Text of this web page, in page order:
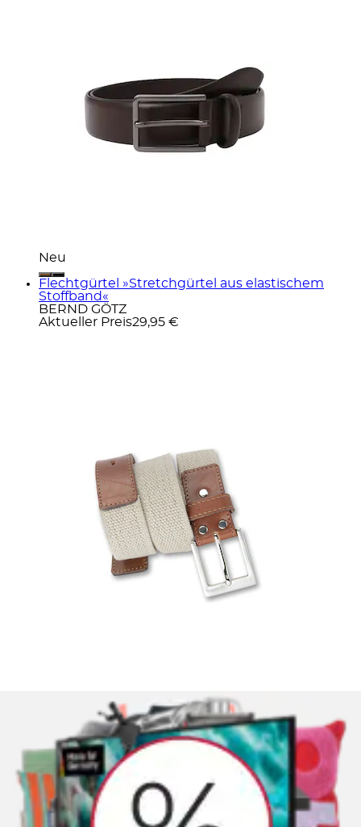
Neu
Flechtgürtel »Stretchgürtel aus elastischem
Stoffband«
BERND GÖTZ
Aktueller Preis29,95 €
Farben
Sonnenbrille »Sonnenbrille«
PHILIPP PLEIN
Aktueller Preis